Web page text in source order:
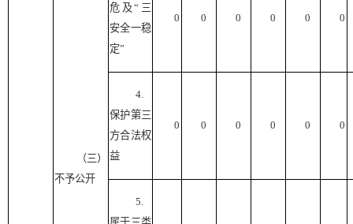
（三）
不予公开
危及“三
安全一稳
定”
0 0 0 0 0 0
4.
保护第三
方合法权
益
0 0 0 0 0 0
5.